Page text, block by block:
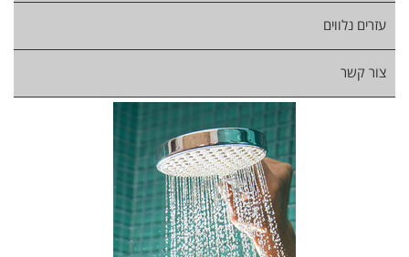
עזרים נלווים
צור קשר